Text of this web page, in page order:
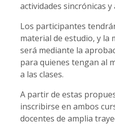
actividades sincrónicas y
Los participantes
material de estudio, y la
será mediante la
para quienes tengan al
a las clases.
A partir de estas
inscribirse en ambos
docentes de amplia